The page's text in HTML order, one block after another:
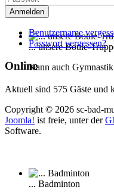
... unsere Boule-
Kann auch Gymnastik
... Badminton
Anmelden
Benutzername
Passwort vergessen?
Online
Aktuell sind 575 Gäste und
Copyright © 2026 sc-bad-
Joomla! ist freie, unter der
Software.